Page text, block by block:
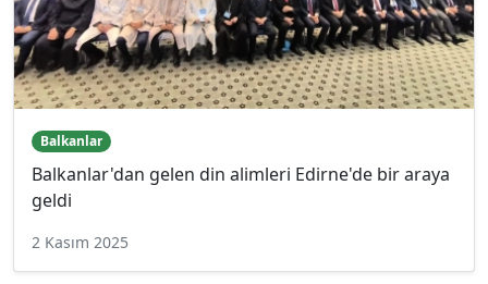
Balkanlar
Balkanlar'dan gelen din alimleri Edirne'de bir araya
geldi
2 Kasım 2025